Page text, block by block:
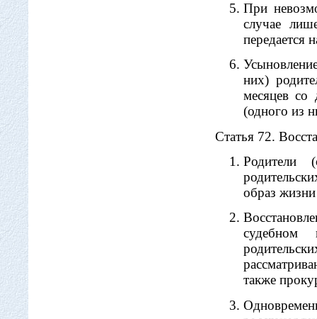
При
случае
передается
них)
месяцев со
(одного из
Статья 72.
Родители
образ
судебном
также